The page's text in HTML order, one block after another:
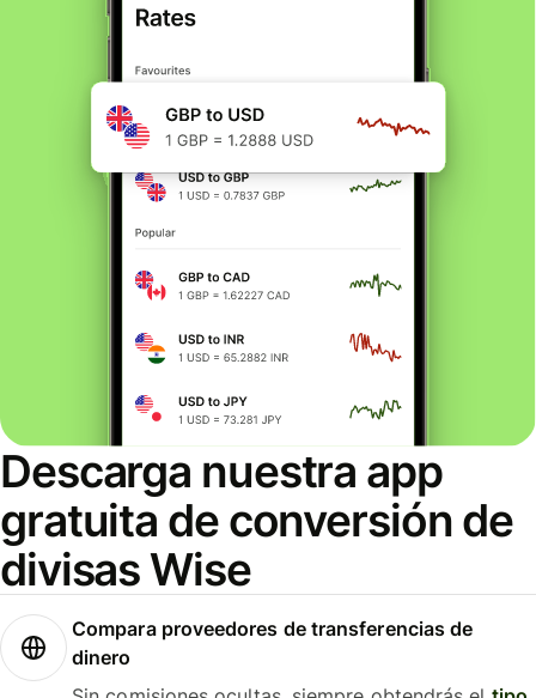
Descarga nuestra app
gratuita de conversión de
divisas Wise
Compara proveedores de transferencias de
dinero